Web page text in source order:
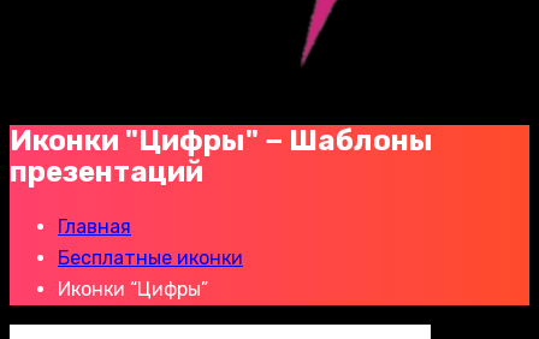
Иконки "Цифры" − Шаблоны
презентаций
Главная
Бесплатные иконки
Иконки “Цифры”